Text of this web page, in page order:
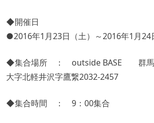
◆開催日
●2016年1月23日（土）～2016年1月24
◆集合場所 ： outside BASE 群馬
大字北軽井沢字鷹繋2032‐2457
◆集合時間 ： 9：00集合